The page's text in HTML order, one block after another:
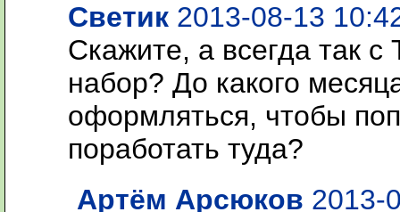
Светик 2013-08-13
Скажите, а всегда так с
набор? До какого
оформляться, чтобы
поработать туда?
Артём Арсюков 2013-